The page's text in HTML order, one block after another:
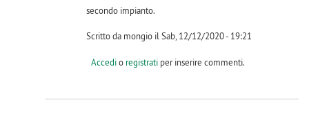
secondo impianto.
Scritto da mongio il Sab, 12/12/2020 - 19:21
Accedio registratiper inserire commenti.